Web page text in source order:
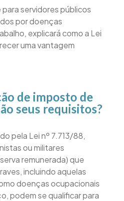
servidores públicos
por doenças
explicará como a Lei
uma vantagem
de imposto de
seus requisitos?
pela Lei nº 7.713/88,
ou militares
remunerada) que
incluindo aquelas
doenças ocupacionais
podem se qualificar para